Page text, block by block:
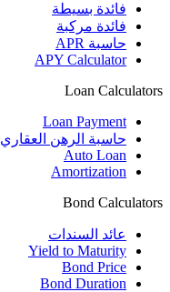
فائدة بسيطة
فائدة مركبة
حاسبة APR
APY Calculator
Loan Calculators
Loan Payment
حاسبة الرهن العقاري
Auto Loan
Amortization
Bond Calculators
عائد السندات
Yield to Maturity
Bond Price
Bond Duration